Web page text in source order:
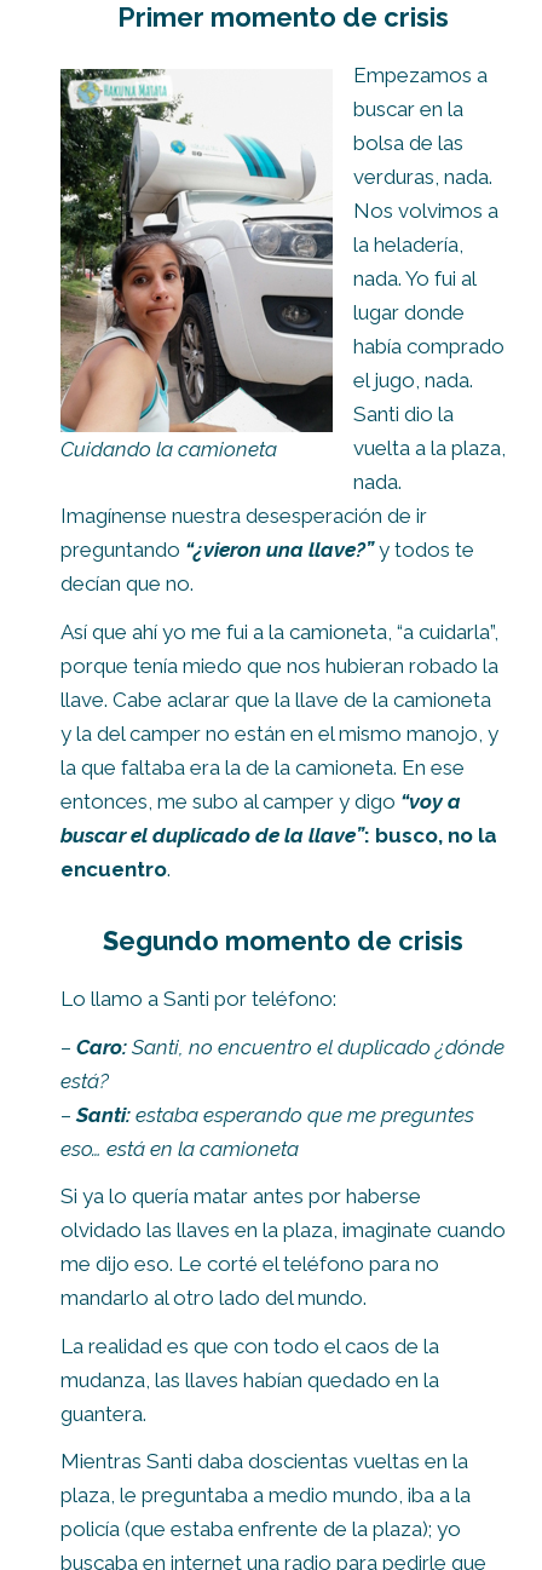
Primer momento de crisis
Cuidando la camioneta
Empezamos a
buscar en la
bolsa de las
verduras, nada.
Nos volvimos a
la heladería,
nada. Yo fui al
lugar donde
había comprado
el jugo, nada.
Santi dio la
vuelta a la plaza,
nada.
Imagínense nuestra desesperación de ir
preguntando “¿vieron una llave?”y todos te
decían que no.
Así que ahí yo me fui a la camioneta, “a cuidarla”,
porque tenía miedo que nos hubieran robado la
llave. Cabe aclarar que la llave de la camioneta
y la del camper no están en el mismo manojo, y
la que faltaba era la de la camioneta. En ese
entonces, me subo al camper y digo “voy a
buscar el duplicado de la llave”: busco, no la
encuentro.
Segundo momento de crisis
Lo llamo a Santi por teléfono:
– Caro: Santi, no encuentro el duplicado ¿dónde
está?
–Santi: estaba esperando que me preguntes
eso… está en la camioneta
Si ya lo quería matar antes por haberse
olvidado las llaves en la plaza, imaginate cuando
me dijo eso. Le corté el teléfono para no
mandarlo al otro lado del mundo.
La realidad es que con todo el caos de la
mudanza, las llaves habían quedado en la
guantera.
Mientras Santi daba doscientas vueltas en la
plaza, le preguntaba a medio mundo, iba a la
policía (que estaba enfrente de la plaza); yo
buscaba en internet una radio para pedirle que